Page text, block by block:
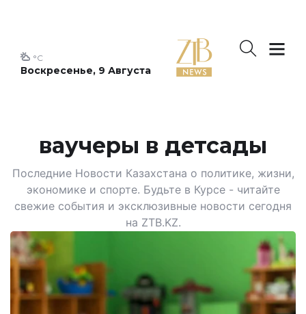
Воскресенье, 9 Августа
°C
ваучеры в детсады
Последние Новости Казахстана о политике, жизни,
экономике и спорте. Будьте в Курсе - читайте
свежие события и эксклюзивные новости сегодня
на ZTB.KZ.